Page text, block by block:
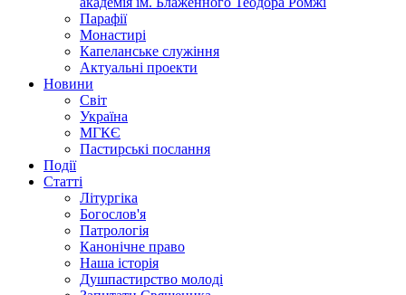
Парафії
Монастирі
Капеланське служіння
Актуальні проекти
Новини
Світ
Україна
МГКЄ
Пастирські послання
Події
Статті
Літургіка
Богослов'я
Патрологія
Канонічне право
Наша історія
Душпастирство молоді